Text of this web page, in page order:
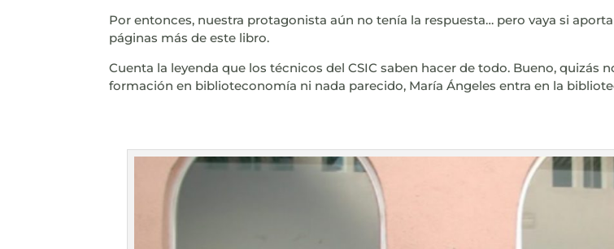
Por entonces, nuestra protagonista aún no tenía la respuesta… pero vaya si
páginas más de este libro.
Cuenta la leyenda que los técnicos del CSIC saben hacer de todo. Bueno, quizás
formación en biblioteconomía ni nada parecido, María Ángeles entra en la